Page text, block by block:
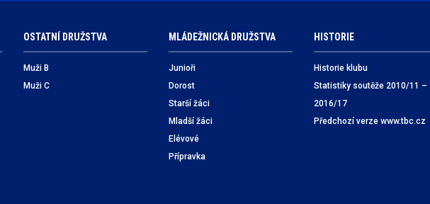
OSTATNÍ DRUŽSTVA
Muži B
Muži C
MLÁDEŽNICKÁ DRUŽSTVA
Junioři
Dorost
Starší žáci
Mladší žáci
Elévové
Přípravka
HISTORIE
Historie klubu
Statistiky soutěže 2010/11 –
2016/17
Předchozí verze www.tbc.cz